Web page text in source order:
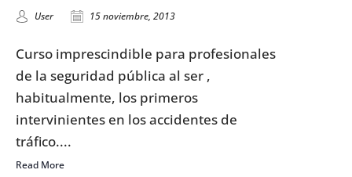
User 15 noviembre, 2013
Curso imprescindible para profesionales
de la seguridad pública al ser ,
habitualmente, los primeros
intervinientes en los accidentes de
tráfico....
Read More